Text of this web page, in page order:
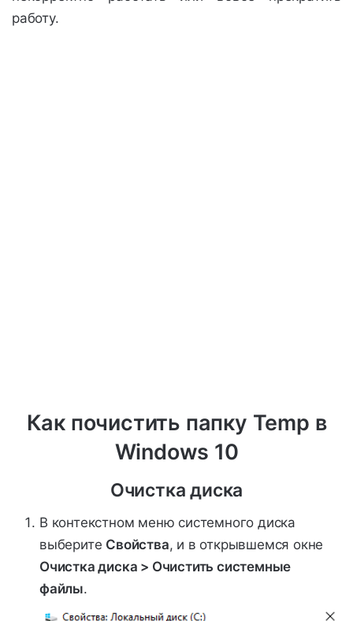
работу.
Как почистить папку Temp в
Windows 10
Очистка диска
В контекстном меню системного диска
выберите Свойства, и в открывшемся окне
Очистка диска > Очистить системные
файлы.